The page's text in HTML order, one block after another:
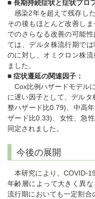
■ 長期持続症状と症状プロ
感染2年を超えて残存し
その後もほとんど改善し
でのさらなる改善の可能
ては、デルタ株流行期で
のに対し、オミクロン株
ました。
■ 症状遷延の関連因子：
Cox比例ハザードモデル
に遅い因子として、デル
整ハザード比0.79)、中高
ザード比0.33)、女性、急
同定されました。
今後の展開
本研究により、COVID-
年齢層によって大きく異
流行期においても一定割